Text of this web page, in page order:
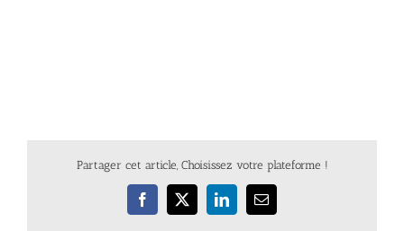
Partager cet article, Choisissez votre plateforme !
Facebook
X LinkedInEmail